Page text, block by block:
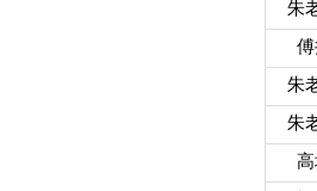
朱
朱
朱